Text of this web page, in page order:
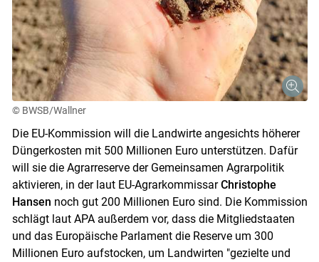
Skip to main content
© BWSB/Wallner
Die EU-Kommission will die Landwirte angesichts höherer
Düngerkosten mit 500 Millionen Euro unterstützen. Dafür
will sie die Agrarreserve der Gemeinsamen Agrarpolitik
aktivieren, in der laut EU-AgrarkommissarChristophe
Hansen noch gut 200 Millionen Euro sind. Die Kommission
schlägt laut APA außerdem vor, dass die Mitgliedstaaten
und das Europäische Parlament die Reserve um 300
Millionen Euro aufstocken, um Landwirten "gezielte und